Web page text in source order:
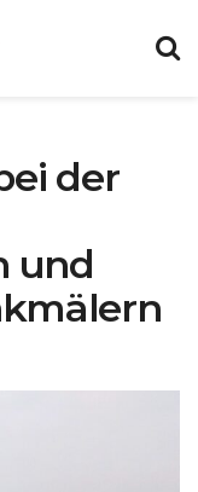
der
und